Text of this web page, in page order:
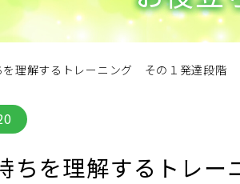
を理解するトレーニング その１発達段階
ちを理解するトレ